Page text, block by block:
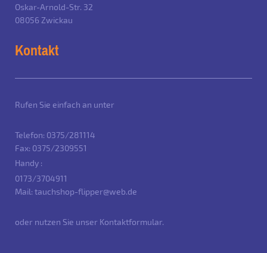
Oskar-Arnold-Str. 32
08056 Zwickau
Kontakt
Rufen Sie einfach an unter
Telefon: 0375/281114
Fax: 0375/2309551
Handy :
0173/3704911
Mail: tauchshop-flipper@web.de
oder nutzen Sie unser Kontaktformular.